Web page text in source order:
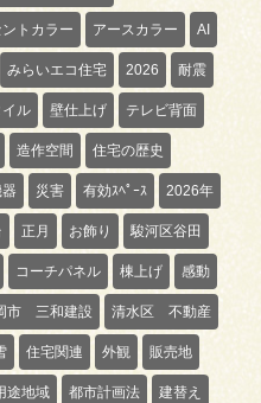
トカラー アースカラー AI
みらいエコ住宅 2026 耐震
ル 壁仕上げ テレビ背面
造作空間 住宅の歴史
災害 有効ｽﾍﾟｰｽ 2026年
正月 お飾り 駿河区谷田
コーチパネル 棟上げ 感動
市 三和建設 清水区 不動産
住宅関連 外観 販売地
途地域 都市計画法 建替え